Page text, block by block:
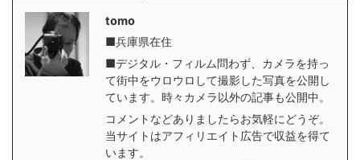
tomo
■兵庫県在住
■デジタル・フィルム問わず、カメラを持っ
て街中をウロウロして撮影した写真を公開し
ています。時々カメラ以外の記事も公開中。
コメントなどありましたらお気軽にどうぞ。
当サイトはアフィリエイト広告で収益を得て
います。